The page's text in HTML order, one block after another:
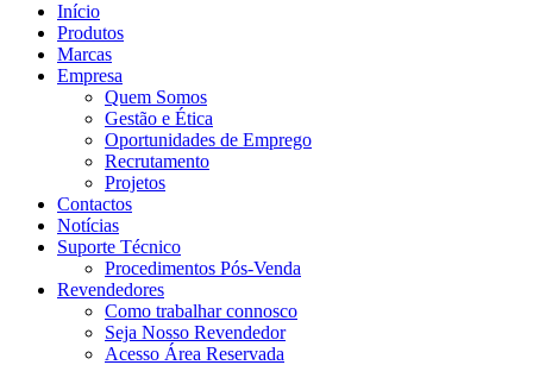
Início
Produtos
Marcas
Empresa
Quem Somos
Gestão e Ética
Oportunidades de Emprego
Recrutamento
Projetos
Contactos
Notícias
Suporte Técnico
Procedimentos Pós-Venda
Revendedores
Como trabalhar connosco
Seja Nosso Revendedor
Acesso Área Reservada